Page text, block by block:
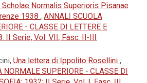
Normalis Superioris Pisanae
1938 , ANNALI SCUOLA
- CLASSE DI LETTERE E
II Serie, Vol. VII, Fasc. II-III
Una lettera di Ippolito Rosellini ,
NORMALE SUPERIORE - CLASSE DI